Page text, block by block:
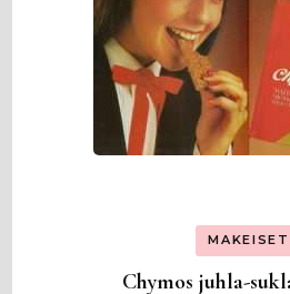
MAKEISET
Chymos juhla-